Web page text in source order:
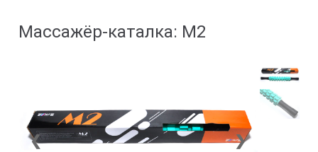
Массажёр-каталка: М2
❮ ❯